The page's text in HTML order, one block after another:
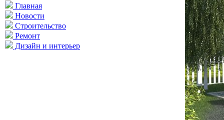
Главная
Новости
Строительство
Ремонт
Дизайн и интерьер